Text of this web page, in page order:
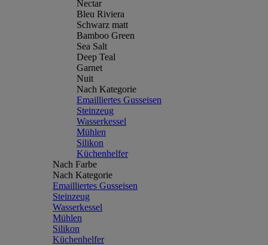
Nectar
Bleu Riviera
Schwarz matt
Bamboo Green
Sea Salt
Deep Teal
Garnet
Nuit
Nach Kategorie
Emailliertes Gusseisen
Steinzeug
Wasserkessel
Mühlen
Silikon
Küchenhelfer
Nach Farbe
Nach Kategorie
Emailliertes Gusseisen
Steinzeug
Wasserkessel
Mühlen
Silikon
Küchenhelfer